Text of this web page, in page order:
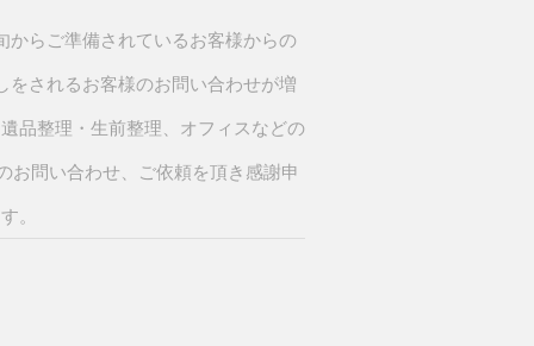
からご準備されているお客様からの
をされるお客様のお問い合わせが増
品整理・生前整理、オフィスなどの
お問い合わせ、ご依頼を頂き感謝申
。